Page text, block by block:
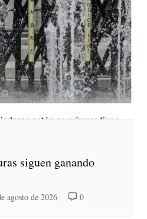
siguen ganando
agosto de 2026 0